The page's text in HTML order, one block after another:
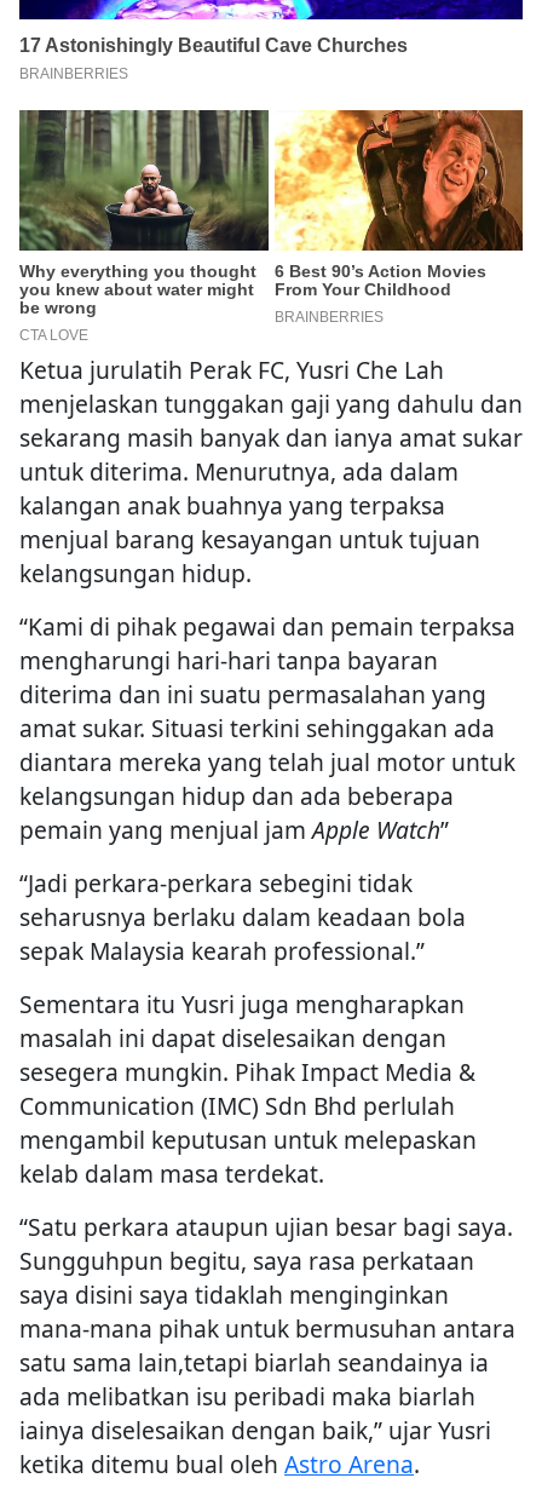
Ketua jurulatih Perak FC, Yusri Che Lah
menjelaskan tunggakan gaji yang dahulu dan
sekarang masih banyak dan ianya amat sukar
untuk diterima. Menurutnya, ada dalam
kalangan anak buahnya yang terpaksa
menjual barang kesayangan untuk tujuan
kelangsungan hidup.
“Kami di pihak pegawai dan pemain terpaksa
mengharungi hari-hari tanpa bayaran
diterima dan ini suatu permasalahan yang
amat sukar. Situasi terkini sehinggakan ada
diantara mereka yang telah jual motor untuk
kelangsungan hidup dan ada beberapa
pemain yang menjual jamApple Watch”
“Jadi perkara-perkara sebegini tidak
seharusnya berlaku dalam keadaan bola
sepak Malaysia kearah professional.”
Sementara itu Yusri juga mengharapkan
masalah ini dapat diselesaikan dengan
sesegera mungkin. Pihak Impact Media &
Communication (IMC) Sdn Bhd perlulah
mengambil keputusan untuk melepaskan
kelab dalam masa terdekat.
“Satu perkara ataupun ujian besar bagi saya.
Sungguhpun begitu, saya rasa perkataan
saya disini saya tidaklah menginginkan
mana-mana pihak untuk bermusuhan antara
satu sama lain,tetapi biarlah seandainya ia
ada melibatkan isu peribadi maka biarlah
iainya diselesaikan dengan baik,” ujar Yusri
ketika ditemu bual oleh Astro Arena.